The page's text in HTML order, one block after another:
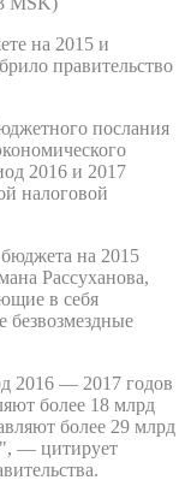
на 2015 и
правительство
послания
2016 и 2017
налоговой
на 2015
Рассуханова,
в себя
безвозмездные
2016 — 2017 годов
более 18 млрд
более 29 млрд
— цитирует